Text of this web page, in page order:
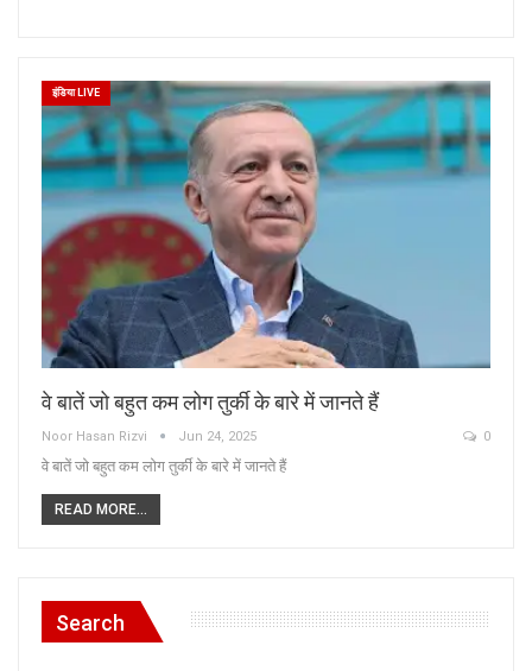
इंडिया LIVE
वे बातें जो बहुत कम लोग तुर्की के बारे में जानते हैं
Noor Hasan Rizvi Jun 24, 2025 0
वे बातें जो बहुत कम लोग तुर्की के बारे में जानते हैं
READ MORE...
Search